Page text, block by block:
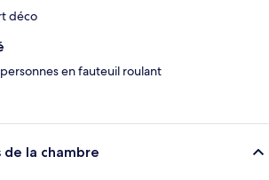
déco
en fauteuil roulant
de la chambre